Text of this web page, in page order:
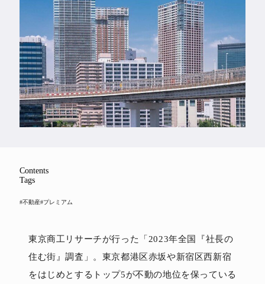
All Articles
特集&連載記事
Feature
Series
Contents
Tags
#不動産#プレミアム
東京商工リサーチが行った「2023年全国『社長の
住む街』調査」。東京都港区赤坂や新宿区西新宿
をはじめとするトップ5が不動の地位を保っている